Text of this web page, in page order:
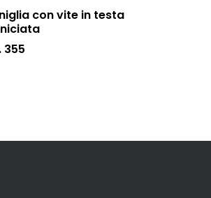
con vite in testa
355